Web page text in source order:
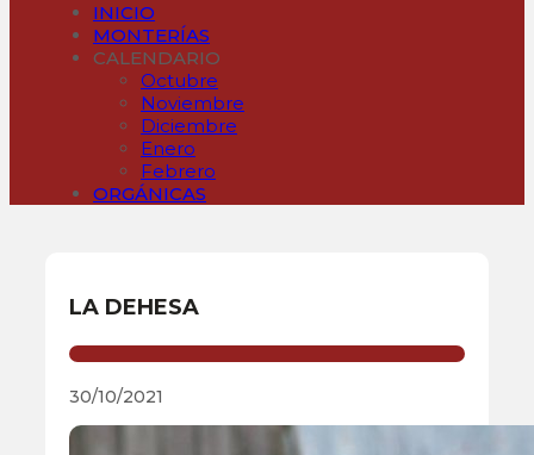
INICIO
MONTERÍAS
CALENDARIO
Octubre
Noviembre
Diciembre
Enero
Febrero
ORGÁNICAS
LA DEHESA
30/10/2021